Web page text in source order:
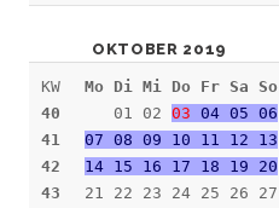
OKTOBER 2019
KW
40
41
42
43
Mo Di Mi Do Fr Sa So
01 02 03 04 05 06
07 08 09 10 11 12 13
14 15 16 17 18 19 20
21 22 23 24 25 26 27